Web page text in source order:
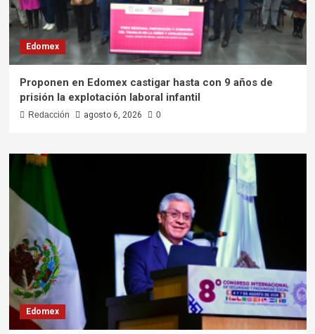
Edomex
Proponen en Edomex castigar hasta con 9 años de
prisión la explotación laboral infantil
Redacción agosto 6, 2026 0
Edomex